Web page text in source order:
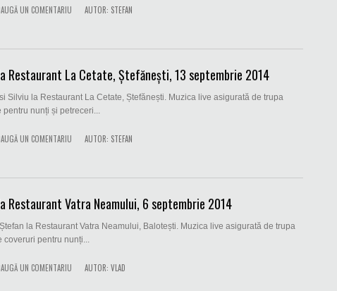
UN COMENTARIU AUTOR: STEFAN
Restaurant La Cetate, Ștefănești, 13 septembrie 2014
Silviu la Restaurant La Cetate, Ștefănești. Muzica live asigurată de trupa
pentru nunți și petreceri...
UN COMENTARIU AUTOR: STEFAN
Restaurant Vatra Neamului, 6 septembrie 2014
la Restaurant Vatra Neamului, Balotești. Muzica live asigurată de trupa
coveruri pentru nunți...
UN COMENTARIU AUTOR: VLAD